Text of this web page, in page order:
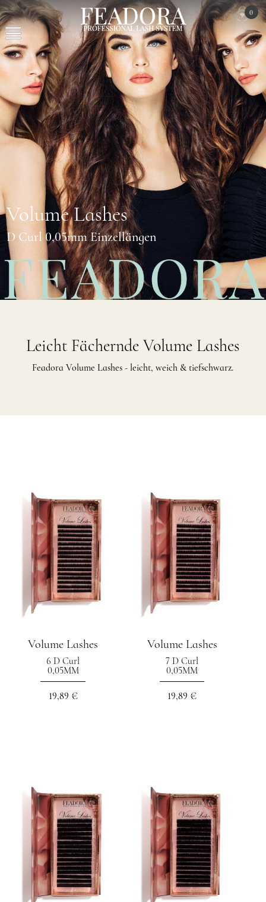
0
Volume Lashes
D Curl 0,05mm Einzellängen
Leicht Fächernde Volume Lashes
Feadora Volume Lashes - leicht, weich & tiefschwarz.
Volume Lashes
6 D Curl
0,05MM
19,89 €
Volume Lashes
7 D Curl
0,05MM
19,89 €